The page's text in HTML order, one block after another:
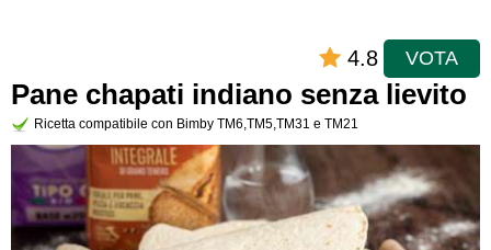
4.8 VOTA
Pane chapati indiano senza lievito
Ricetta compatibile con Bimby TM6,TM5,TM31 e TM21